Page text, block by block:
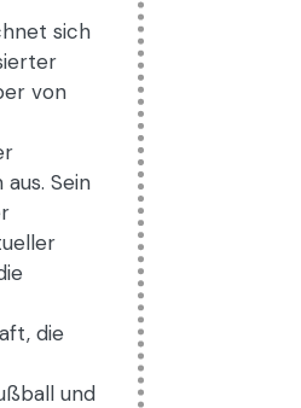
sich
von
Sein
die
und